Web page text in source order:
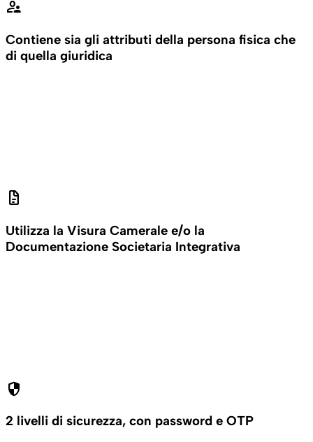
supervisor_account
Contiene sia gli attributi della persona fisica che
di quella giuridica
docs
Utilizza la Visura Camerale e/o la
Documentazione Societaria Integrativa
security
2 livelli di sicurezza, con password e OTP